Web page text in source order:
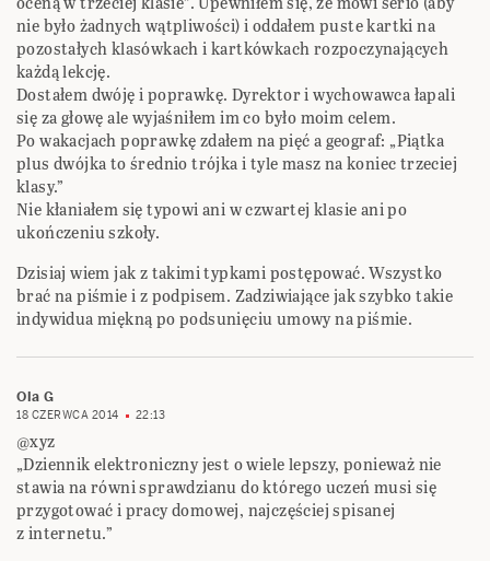
nie było żadnych wątpliwości) i oddałem puste kartki na
pozostałych klasówkach i kartkówkach rozpoczynających
każdą lekcję.
Dostałem dwóję i poprawkę. Dyrektor i wychowawca łapali
się za głowę ale wyjaśniłem im co było moim celem.
Po wakacjach poprawkę zdałem na pięć a geograf: „Piątka
plus dwójka to średnio trójka i tyle masz na koniec trzeciej
klasy.”
Nie kłaniałem się typowi ani w czwartej klasie ani po
ukończeniu szkoły.
Dzisiaj wiem jak z takimi typkami postępować. Wszystko
brać na piśmie i z podpisem. Zadziwiające jak szybko takie
indywidua miękną po podsunięciu umowy na piśmie.
Ola G
18 CZERWCA 2014 22:13
@xyz
„Dziennik elektroniczny jest o wiele lepszy, ponieważ nie
stawia na równi sprawdzianu do którego uczeń musi się
przygotować i pracy domowej, najczęściej spisanej
z internetu.”